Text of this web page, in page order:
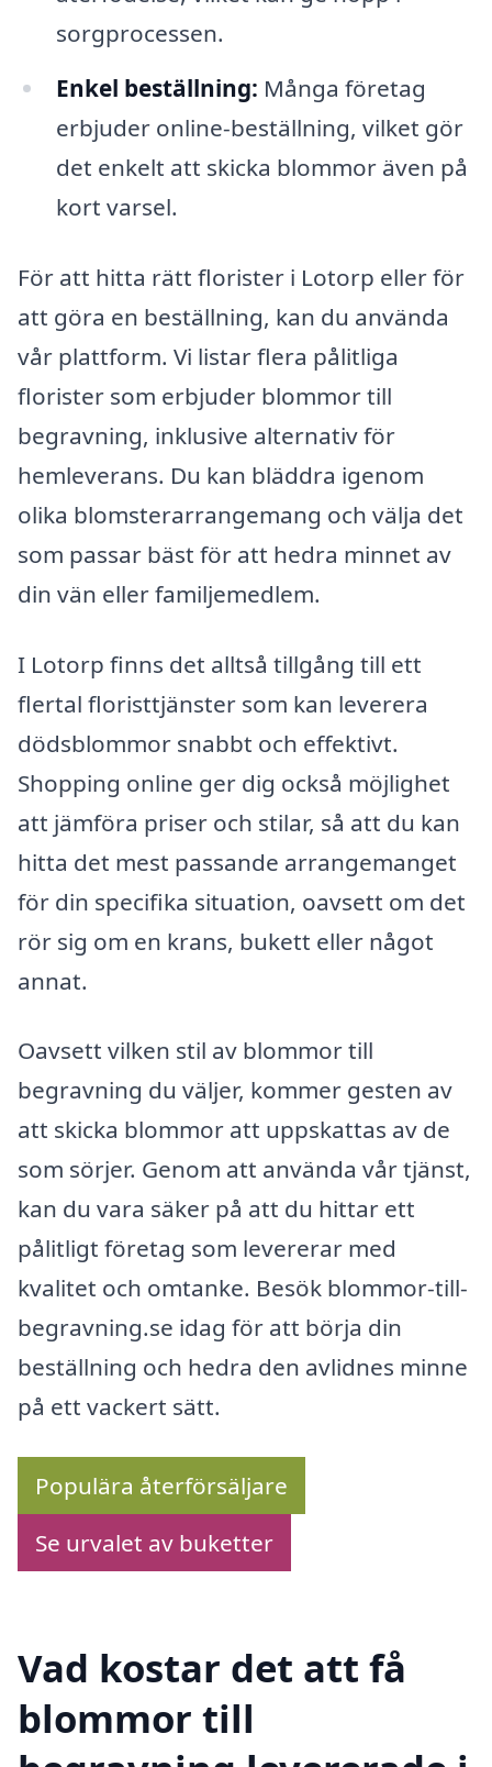
sorgprocessen.
Enkel beställning: Många företag
erbjuder online-beställning, vilket gör
det enkelt att skicka blommor även på
kort varsel.
För att hitta rätt florister i Lotorp eller för
att göra en beställning, kan du använda
vår plattform. Vi listar flera pålitliga
florister som erbjuder blommor till
begravning, inklusive alternativ för
hemleverans. Du kan bläddra igenom
olika blomsterarrangemang och välja det
som passar bäst för att hedra minnet av
din vän eller familjemedlem.
I Lotorp finns det alltså tillgång till ett
flertal floristtjänster som kan leverera
dödsblommor snabbt och effektivt.
Shopping online ger dig också möjlighet
att jämföra priser och stilar, så att du kan
hitta det mest passande arrangemanget
för din specifika situation, oavsett om det
rör sig om en krans, bukett eller något
annat.
Oavsett vilken stil av blommor till
begravning du väljer, kommer gesten av
att skicka blommor att uppskattas av de
som sörjer. Genom att använda vår tjänst,
kan du vara säker på att du hittar ett
pålitligt företag som levererar med
kvalitet och omtanke. Besök blommor-till-
begravning.se idag för att börja din
beställning och hedra den avlidnes minne
på ett vackert sätt.
Populära återförsäljare
Se urvalet av buketter
Vad kostar det att få
blommor till